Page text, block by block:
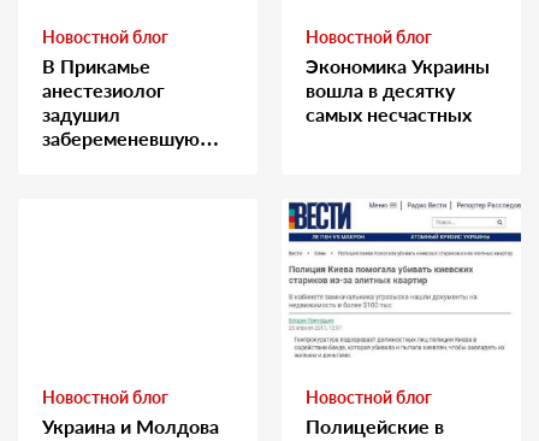
Новостной блог
В Прикамье
анестезиолог
задушил
забеременевшую
Новостной блог
Экономика Украины
вошла в десятку
самых несчастных
Новостной блог
Украина и Молдова
Новостной блог
Полицейские в